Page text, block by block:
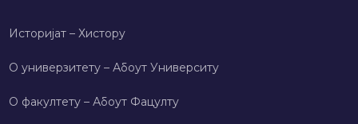
Историјат – Хисторy
О универзитету – Абоут Университy
О факултету – Абоут Фацултy